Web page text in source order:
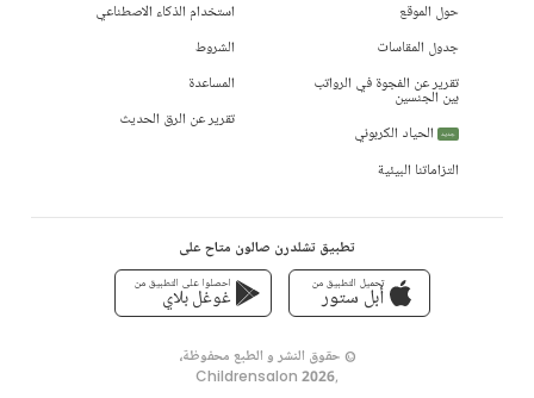
حول الموقع
جدول المقاسات
تقرير عن الفجوة في الرواتب
بين الجنسين
جديد
الحياد الكربوني
التزاماتنا البيئية
استخدام الذكاء الاصطناعي
الشروط
المساعدة
تقرير عن الرق الحديث
تطبيق تشلدرن صالون متاح على
تحميل التطبيق من
أبل ستور
احصلوا على التطبيق من
غوغل بلاي
© حقوق النشر و الطبع محفوظة،
,
Childrensalon 2026